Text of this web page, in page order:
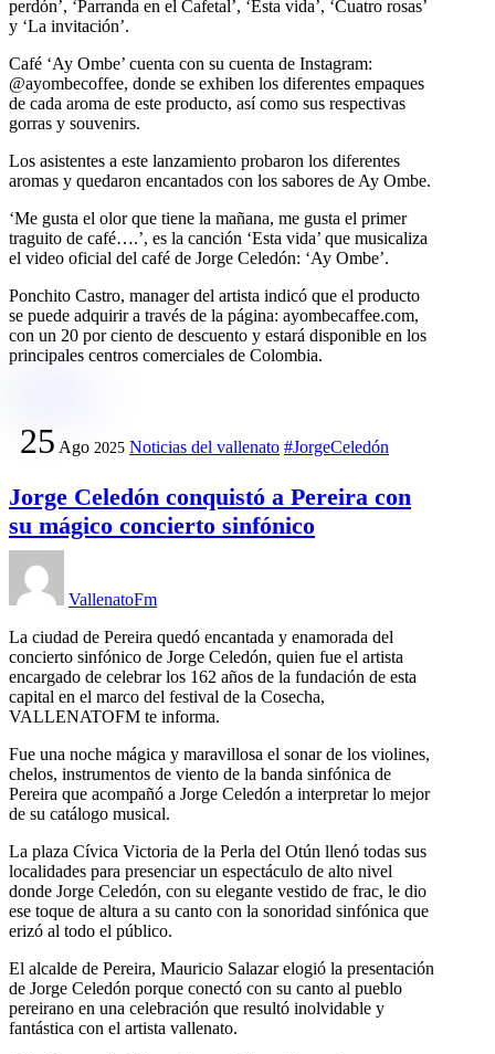
perdón’, ‘Parranda en el Cafetal’, ‘Esta vida’, ‘Cuatro rosas’
y ‘La invitación’.
Café ‘Ay Ombe’ cuenta con su cuenta de Instagram:
@ayombecoffee, donde se exhiben los diferentes empaques
de cada aroma de este producto, así como sus respectivas
gorras y souvenirs.
Los asistentes a este lanzamiento probaron los diferentes
aromas y quedaron encantados con los sabores de Ay Ombe.
‘Me gusta el olor que tiene la mañana, me gusta el primer
traguito de café….’, es la canción ‘Esta vida’ que musicaliza
el video oficial del café de Jorge Celedón: ‘Ay Ombe’.
Ponchito Castro, manager del artista indicó que el producto
se puede adquirir a través de la página: ayombecaffee.com,
con un 20 por ciento de descuento y estará disponible en los
principales centros comerciales de Colombia.
25 Ago 2025 Noticias del vallenato #JorgeCeledón
Jorge Celedón conquistó a Pereira con
su mágico concierto sinfónico
VallenatoFm
La ciudad de Pereira quedó encantada y enamorada del
concierto sinfónico de Jorge Celedón, quien fue el artista
encargado de celebrar los 162 años de la fundación de esta
capital en el marco del festival de la Cosecha,
VALLENATOFM te informa.
Fue una noche mágica y maravillosa el sonar de los violines,
chelos, instrumentos de viento de la banda sinfónica de
Pereira que acompañó a Jorge Celedón a interpretar lo mejor
de su catálogo musical.
La plaza Cívica Victoria de la Perla del Otún llenó todas sus
localidades para presenciar un espectáculo de alto nivel
donde Jorge Celedón, con su elegante vestido de frac, le dio
ese toque de altura a su canto con la sonoridad sinfónica que
erizó al todo el público.
El alcalde de Pereira, Mauricio Salazar elogió la presentación
de Jorge Celedón porque conectó con su canto al pueblo
pereirano en una celebración que resultó inolvidable y
fantástica con el artista vallenato.